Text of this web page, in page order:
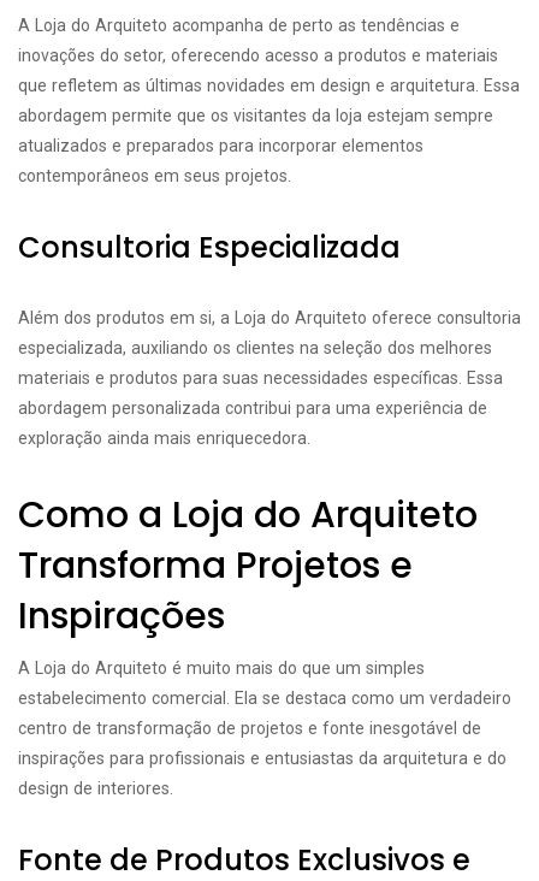
A Loja do Arquiteto acompanha de perto as tendências e
inovações do setor, oferecendo acesso a produtos e materiais
que refletem as últimas novidades em design e arquitetura. Essa
abordagem permite que os visitantes da loja estejam sempre
atualizados e preparados para incorporar elementos
contemporâneos em seus projetos.
Consultoria Especializada
Além dos produtos em si, a Loja do Arquiteto oferece consultoria
especializada, auxiliando os clientes na seleção dos melhores
materiais e produtos para suas necessidades específicas. Essa
abordagem personalizada contribui para uma experiência de
exploração ainda mais enriquecedora.
Como a Loja do Arquiteto
Transforma Projetos e
Inspirações
A Loja do Arquiteto é muito mais do que um simples
estabelecimento comercial. Ela se destaca como um verdadeiro
centro de transformação de projetos e fonte inesgotável de
inspirações para profissionais e entusiastas da arquitetura e do
design de interiores.
Fonte de Produtos Exclusivos e